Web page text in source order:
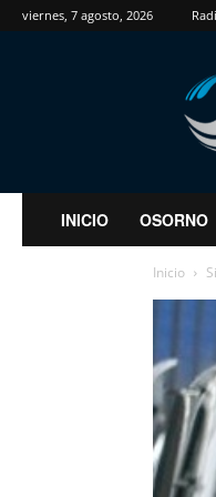
viernes, 7 agosto, 2026
INICIO OSORNO
Inicio